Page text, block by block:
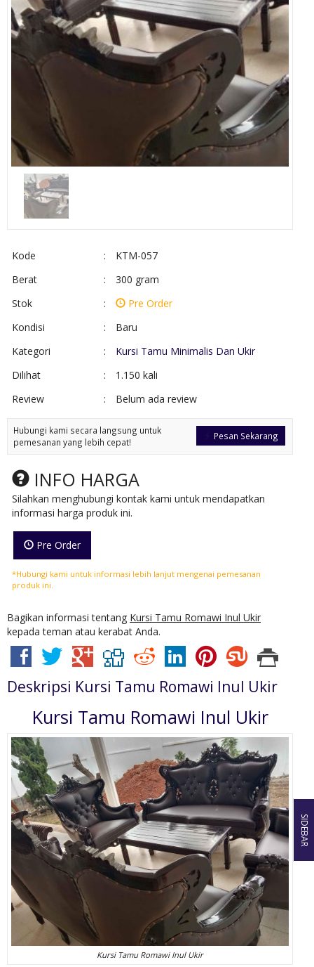
Kode :
KTM-057
Berat
:
300 gram
Stok
:
Pre Order
Kondisi
:
Baru
Kategori
:
Kursi Tamu Minimalis Dan Ukir
Dilihat
:
1.150 kali
Review
: Belum ada review
Pesan Sekarang
Hubungi kami secara langsung untuk
pemesanan yang lebih cepat!
INFO HARGA
Silahkan menghubungi kontak kami untuk mendapatkan
informasi harga produk ini.
Pre Order
*Hubungi kami untuk informasi lebih lanjut mengenai pemesanan
produk ini.
Bagikan informasi tentang Kursi Tamu Romawi Inul Ukir
kepada teman atau kerabat Anda.
Deskripsi Kursi Tamu Romawi Inul Ukir
Kursi Tamu Romawi Inul Ukir
Kursi Tamu Romawi Inul Ukir
SIDEBAR